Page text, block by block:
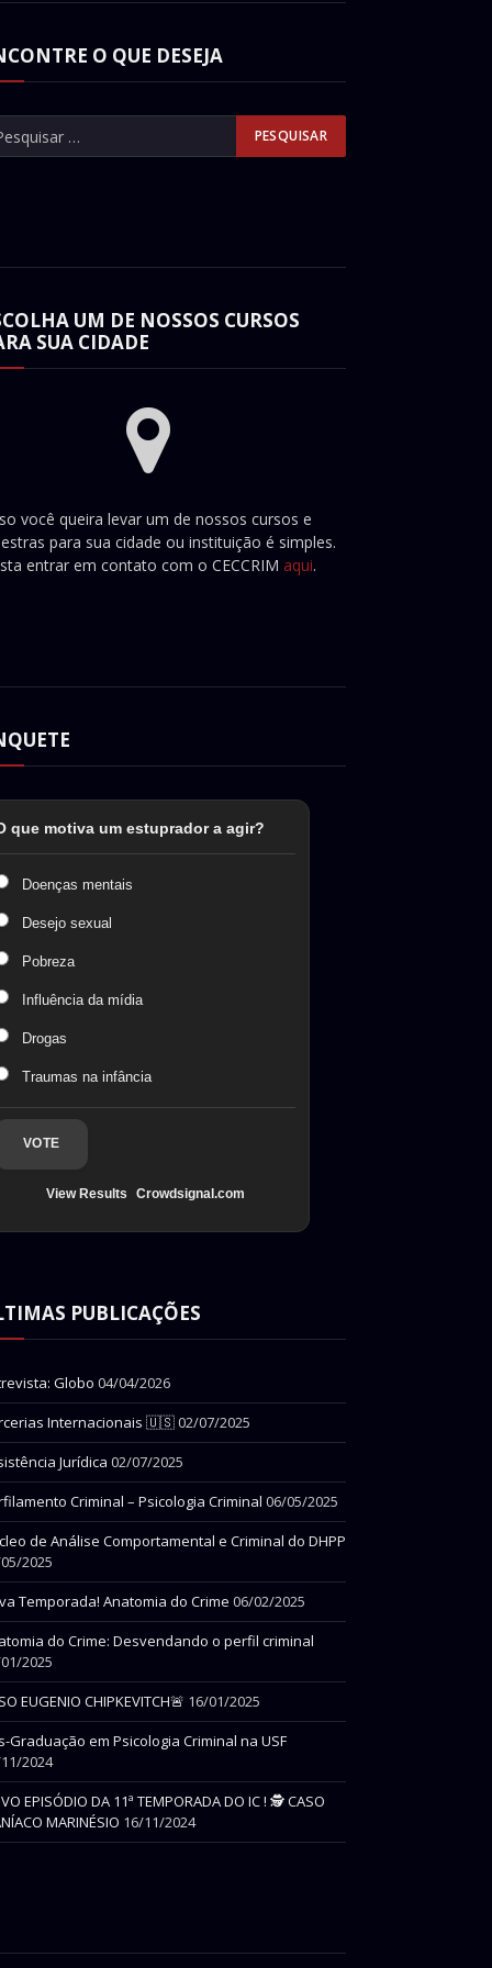
O QUE DESEJA
UM DE NOSSOS CURSOS
SUA CIDADE
você queira levar um de nossos cursos e
para sua cidade ou instituição é simples.
entrar em contato com o CECCRIM aqui.
que motiva um estuprador a agir?
Doenças mentais
Desejo sexual
Pobreza
Influência da mídia
Drogas
Traumas na infância
VOTE
View Results Crowdsignal.com
PUBLICAÇÕES
Globo 04/04/2026
Internacionais 🇺🇸02/07/2025
Jurídica 02/07/2025
Criminal – Psicologia Criminal 06/05/2025
de Análise Comportamental e Criminal do DHPP
2025
Temporada! Anatomia do Crime 06/02/2025
do Crime: Desvendando o perfil criminal
2025
EUGENIO CHIPKEVITCH🚨 16/01/2025
Graduação em Psicologia Criminal na USF
2024
EPISÓDIO DA 11ª TEMPORADA DO IC ! 🕵 CASO
MARINÉSIO 16/11/2024